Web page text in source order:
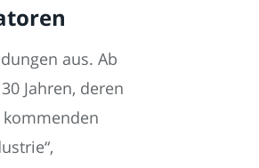
aus. Ab
Jahren, deren